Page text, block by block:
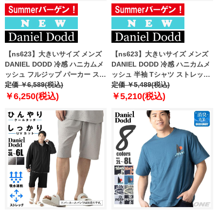
【ns623】大きいサイズ メンズ
DANIEL DODD 冷感 ハニカムメ
ッシュ フルジップ パーカー スト
レッチ 吸水速乾 UVカット クー
ルタッチ 春夏新作 tkzz26-2
定価 ￥6,589(税込)
￥6,250(税込)
【ns623】大きいサイズ メンズ
DANIEL DODD 冷感 ハニカムメ
ッシュ 半袖 Tシャツ ストレッチ
吸水速乾 UVカット クールタッチ
春夏新作 tkzz26-3 【fre】
定価 ￥5,489(税込)
￥5,210(税込)